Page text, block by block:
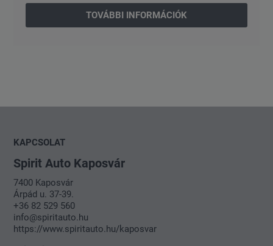
TOVÁBBI INFORMÁCIÓK
KAPCSOLAT
Spirit Auto Kaposvár
7400 Kaposvár
Árpád u. 37-39.
+36 82 529 560
info@spiritauto.hu
https://www.spiritauto.hu/kaposvar